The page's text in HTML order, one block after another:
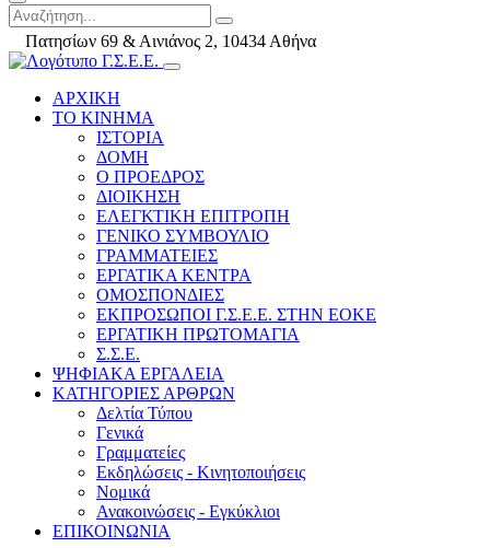
Πατησίων 69 & Αινιάνος 2, 10434 Αθήνα
ΑΡΧΙΚΗ
ΤΟ ΚΙΝΗΜΑ
ΙΣΤΟΡΙΑ
ΔΟΜΗ
Ο ΠΡΟΕΔΡΟΣ
ΔΙΟΙΚΗΣΗ
ΕΛΕΓΚΤΙΚΗ ΕΠΙΤΡΟΠΗ
ΓΕΝΙΚΟ ΣΥΜΒΟΥΛΙΟ
ΓΡΑΜΜΑΤΕΙΕΣ
ΕΡΓΑΤΙΚΑ ΚΕΝΤΡΑ
ΟΜΟΣΠΟΝΔΙΕΣ
ΕΚΠΡΟΣΩΠΟΙ Γ.Σ.Ε.Ε. ΣΤΗΝ ΕΟΚΕ
ΕΡΓΑΤΙΚΗ ΠΡΩΤΟΜΑΓΙΑ
Σ.Σ.Ε.
ΨΗΦΙΑΚΑ ΕΡΓΑΛΕΙΑ
ΚΑΤΗΓΟΡΙΕΣ ΑΡΘΡΩΝ
Δελτία Τύπου
Γενικά
Γραμματείες
Εκδηλώσεις - Κινητοποιήσεις
Νομικά
Ανακοινώσεις - Εγκύκλιοι
ΕΠΙΚΟΙΝΩΝΙΑ